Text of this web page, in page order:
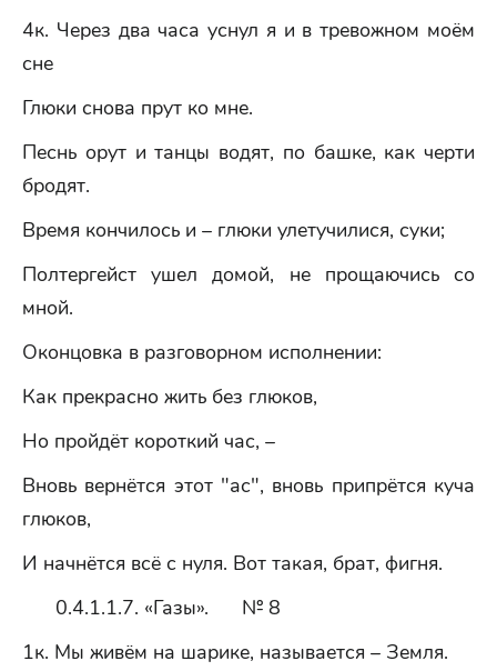
4к. Через два часа уснул я и в тревожном моём
сне
Глюки снова прут ко мне.
Песнь орут и танцы водят, по башке, как черти
бродят.
Время кончилось и – глюки улетучилися, суки;
Полтергейст ушел домой, не прощаючись со
мной.
Оконцовка в разговорном исполнении:
Как прекрасно жить без глюков,
Но пройдёт короткий час, –
Вновь вернётся этот "ас", вновь припрётся куча
глюков,
И начнётся всё с нуля. Вот такая, брат, фигня.
0.4.1.1.7. «Газы». № 8
1к. Мы живём на шарике, называется – Земля.